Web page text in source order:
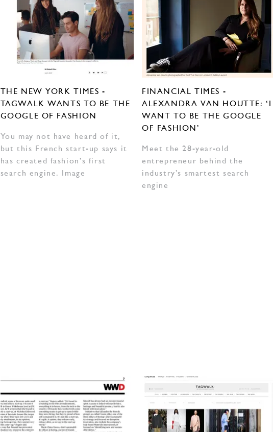
THE NEW YORK TIMES -
TAGWALK WANTS TO BE THE
GOOGLE OF FASHION
You may not have heard of it,
but this French start-up says it
has created fashion’s first
search engine. Image
FINANCIAL TIMES -
ALEXANDRA VAN HOUTTE: ‘I
WANT TO BE THE GOOGLE
OF FASHION’
Meet the 28-year-old
entrepreneur behind the
industry’s smartest search
engine